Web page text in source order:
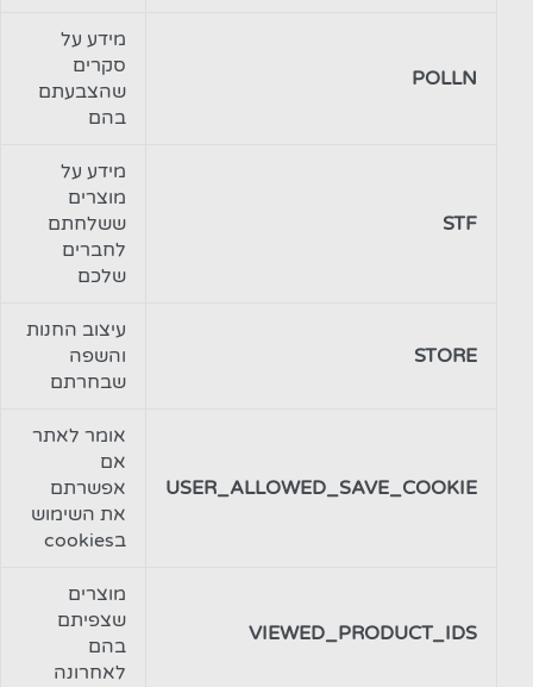
POLLN
מידע על
סקרים
שהצבעתם
בהם
STF
מידע על
מוצרים
ששלחתם
לחברים
שלכם
STORE
עיצוב החנות
והשפה
שבחרתם
USER_ALLOWED_SAVE_COOKIE
אומר לאתר
אם
אפשרתם
את השימוש
בcookies
VIEWED_PRODUCT_IDS
מוצרים
שצפיתם
בהם
לאחרונה